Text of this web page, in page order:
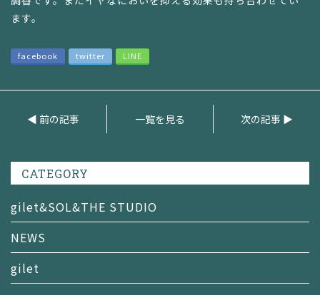
ます。
facebook twitter LINE
◀ 前の記事 一覧を見る 次の記事 ▶
CATEGORY
gilet&SOL&THE STUDIO
NEWS
gilet